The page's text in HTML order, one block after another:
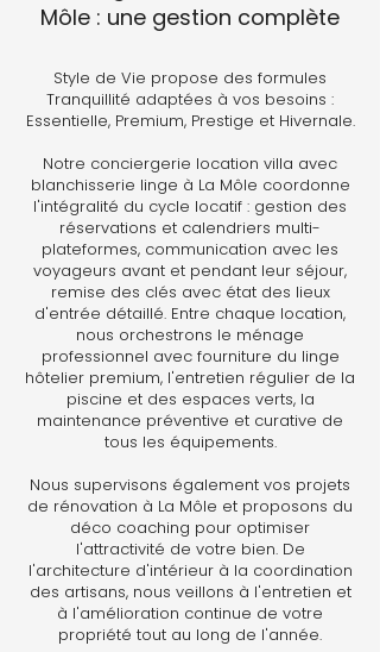
Môle : une gestion complète
Style de Vie propose des formules
Tranquillité adaptées à vos besoins :
Essentielle, Premium, Prestige et Hivernale.
Notre conciergerie location villa avec
blanchisserie linge à La Môle coordonne
l'intégralité du cycle locatif : gestion des
réservations et calendriers multi-
plateformes, communication avec les
voyageurs avant et pendant leur séjour,
remise des clés avec état des lieux
d'entrée détaillé. Entre chaque location,
nous orchestrons le ménage
professionnel avec fourniture du linge
hôtelier premium, l'entretien régulier de la
piscine et des espaces verts, la
maintenance préventive et curative de
tous les équipements.
Nous supervisons également vos projets
de rénovation à La Môle et proposons du
déco coaching pour optimiser
l'attractivité de votre bien. De
l'architecture d'intérieur à la coordination
des artisans, nous veillons à l'entretien et
à l'amélioration continue de votre
propriété tout au long de l'année.